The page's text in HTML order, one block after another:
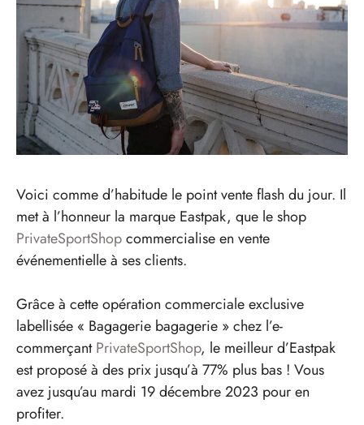
Voici comme d’habitude le point vente flash du jour. Il
met à l’honneur la marque Eastpak, que le shop
PrivateSportShopcommercialise en vente
événementielle à ses clients.
Grâce à cette opération commerciale exclusive
labellisée « Bagagerie bagagerie » chez l’e-
commerçantPrivateSportShop, le meilleur d’Eastpak
est proposé à des prix jusqu’à 77% plus bas ! Vous
avez jusqu’au mardi 19 décembre 2023 pour en
profiter.